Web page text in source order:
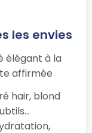
les envies
élégant à la
affirmée
hair, blond